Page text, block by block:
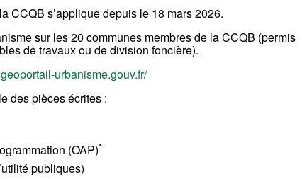
CCQB s’applique depuis le 18 mars 2026.
sur les 20 communes membres de la CCQB (permis
de travaux ou de division foncière).
urbanisme.gouv.fr/
des pièces écrites :
(OAP)*
publiques)